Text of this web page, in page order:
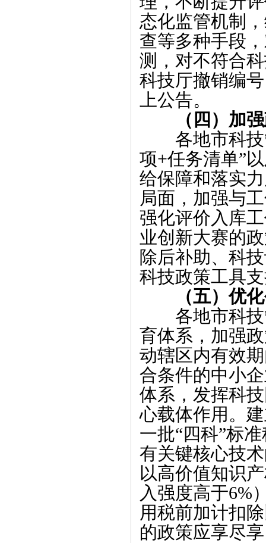
态化监管机制
查等多种手段
测，对不符合
科技厅撤销编
上公告。
（四）加
各地市科技
项+任务清单”
给保障和落实
局面，加强与
强化评价入库
业创新大赛的
除后补助、科
科技政策工具
（五）优
各地市科技
育体系，加强
动辖区内有效
合条件的中小
体系，发挥科
心载体作用。
一批“四科”标
有关键核心技
以高价值知识
入强度高于6%
用税前加计扣
的政策应享尽